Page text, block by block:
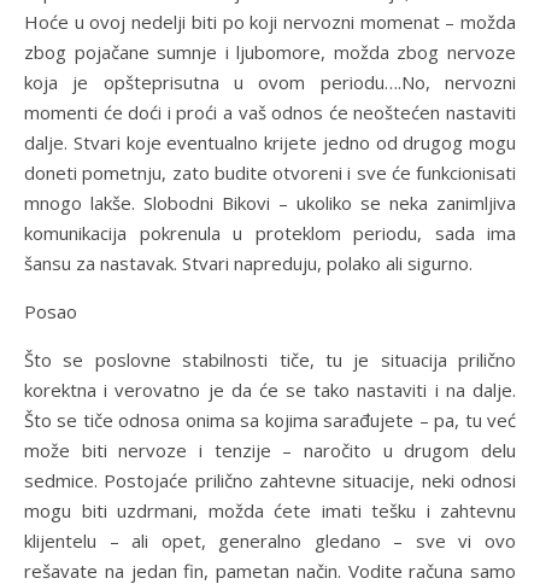
Hoće u ovoj nedelji biti po koji nervozni momenat – možda
zbog pojačane sumnje i ljubomore, možda zbog nervoze
koja je opšteprisutna u ovom periodu….No, nervozni
momenti će doći i proći a vaš odnos će neoštećen nastaviti
dalje. Stvari koje eventualno krijete jedno od drugog mogu
doneti pometnju, zato budite otvoreni i sve će funkcionisati
mnogo lakše. Slobodni Bikovi – ukoliko se neka zanimljiva
komunikacija pokrenula u proteklom periodu, sada ima
šansu za nastavak. Stvari napreduju, polako ali sigurno.
Posao
Što se poslovne stabilnosti tiče, tu je situacija prilično
korektna i verovatno je da će se tako nastaviti i na dalje.
Što se tiče odnosa onima sa kojima sarađujete – pa, tu već
može biti nervoze i tenzije – naročito u drugom delu
sedmice. Postojaće prilično zahtevne situacije, neki odnosi
mogu biti uzdrmani, možda ćete imati tešku i zahtevnu
klijentelu – ali opet, generalno gledano – sve vi ovo
rešavate na jedan fin, pametan način. Vodite računa samo